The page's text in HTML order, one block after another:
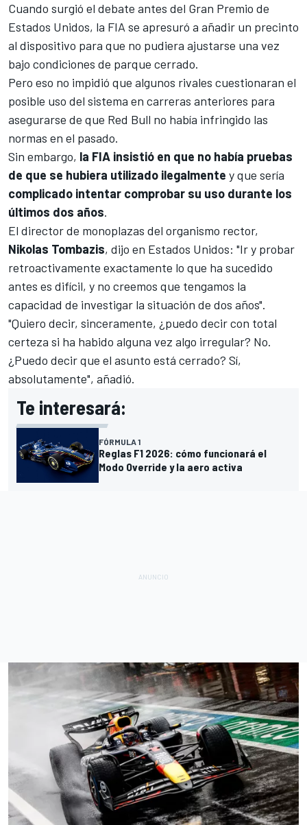
Cuando surgió el debate antes del Gran Premio de
Estados Unidos, la FIA se apresuró a añadir un precinto
al dispositivo para que no pudiera ajustarse una vez
bajo condiciones de parque cerrado.
Pero eso no impidió que algunos rivales cuestionaran el
posible uso del sistema en carreras anteriores para
asegurarse de que Red Bull no había infringido las
normas en el pasado.
Sin embargo, la FIA insistió en que no había pruebas
de que se hubiera utilizado ilegalmente y que sería
complicado intentar comprobar su uso durante los
últimos dos años.
El director de monoplazas del organismo rector,
Nikolas Tombazis, dijo en Estados Unidos: "Ir y probar
retroactivamente exactamente lo que ha sucedido
antes es difícil, y no creemos que tengamos la
capacidad de investigar la situación de dos años".
"Quiero decir, sinceramente, ¿puedo decir con total
certeza si ha habido alguna vez algo irregular? No.
¿Puedo decir que el asunto está cerrado? Sí,
absolutamente", añadió.
Te interesará:
FÓRMULA 1
Reglas F1 2026: cómo funcionará el
Modo Override y la aero activa